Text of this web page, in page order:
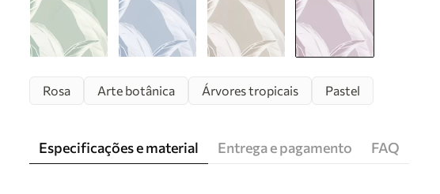
Rosa Arte botânica Árvores tropicais Pastel
Especificações e material Entrega e pagamento FAQ